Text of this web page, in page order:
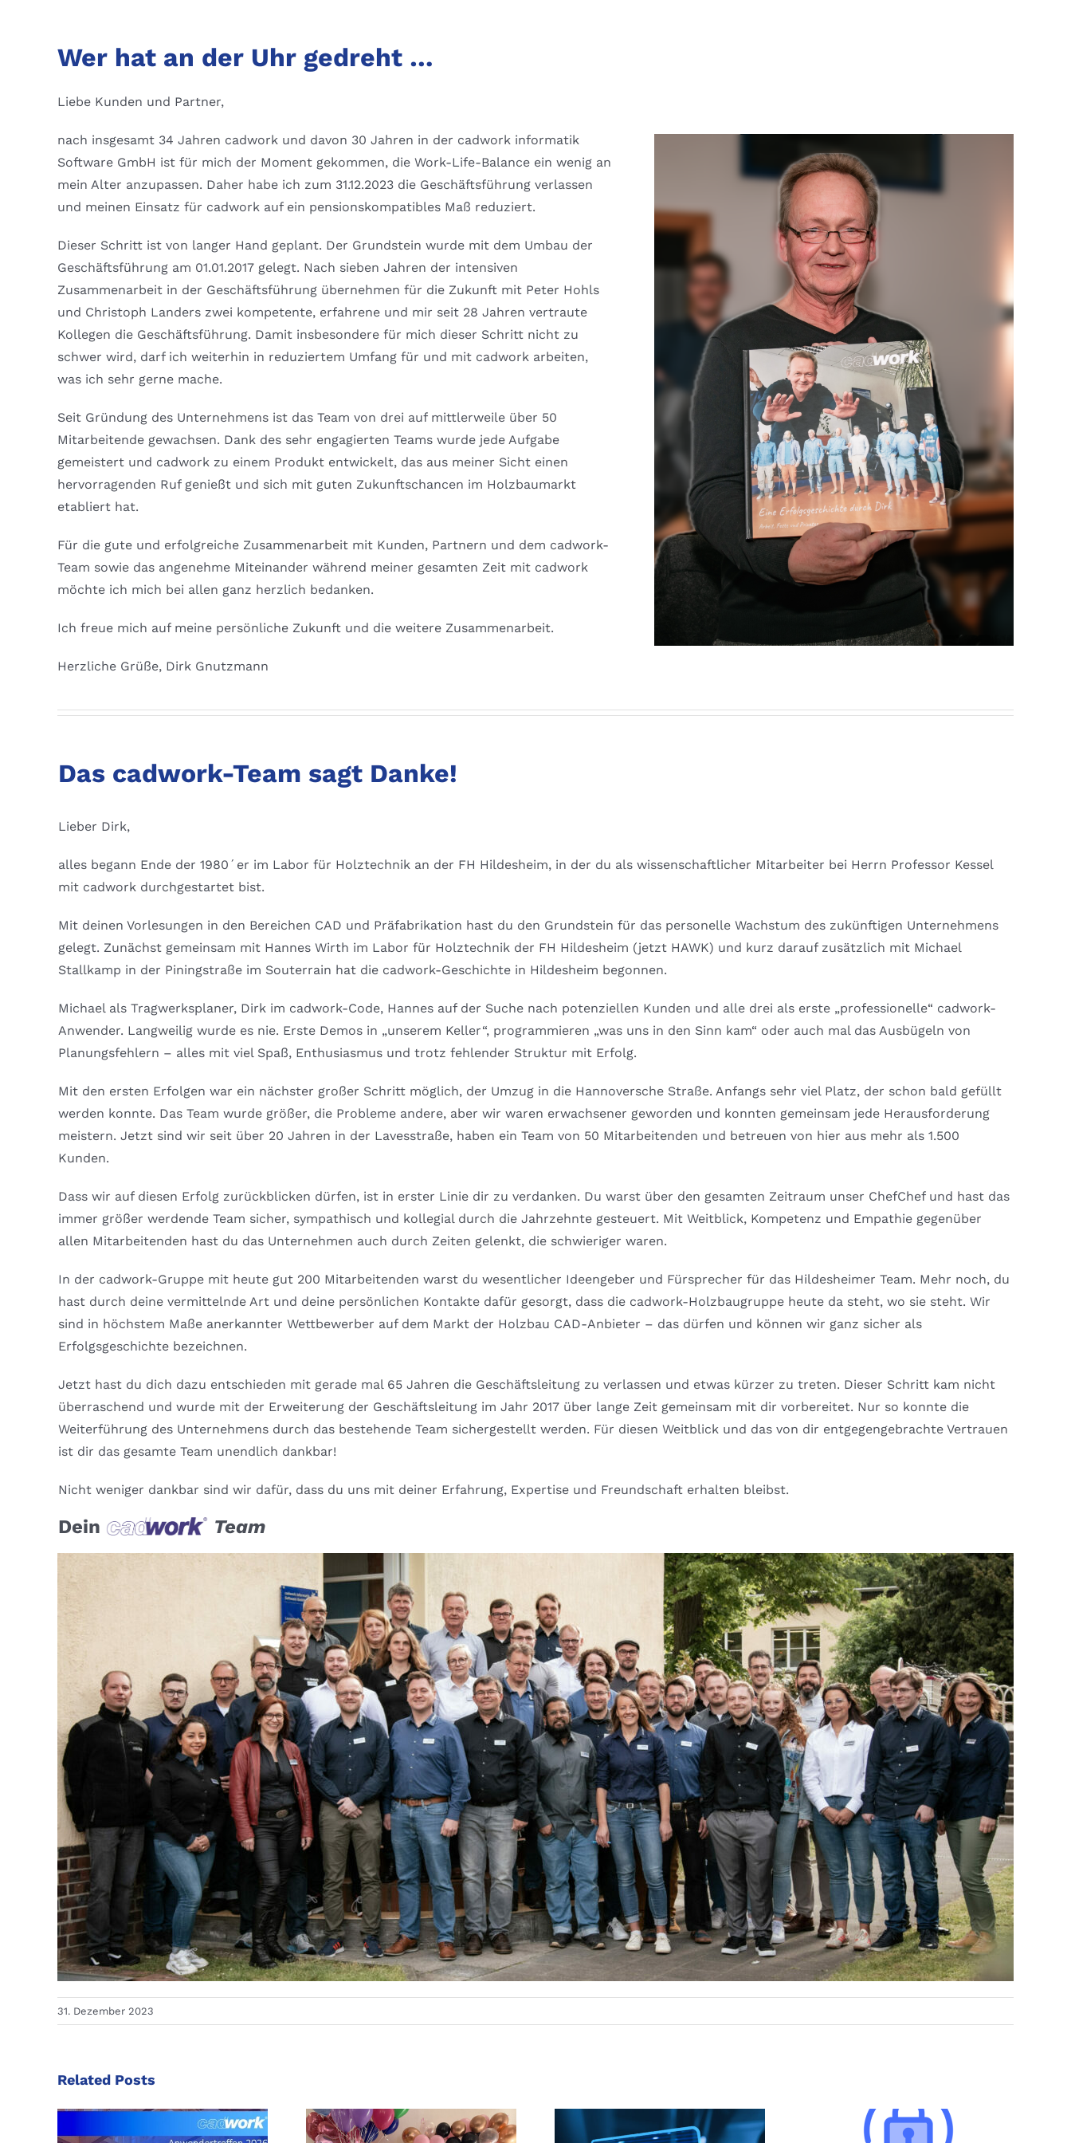
Wer hat an der Uhr gedreht …
Liebe Kunden und Partner,
nach insgesamt 34 Jahren cadwork und davon 30 Jahren in der cadwork informatik
Software GmbH ist für mich der Moment gekommen, die Work-Life-Balance ein wenig an
mein Alter anzupassen. Daher habe ich zum 31.12.2023 die Geschäftsführung verlassen
und meinen Einsatz für cadwork auf ein pensionskompatibles Maß reduziert.
Dieser Schritt ist von langer Hand geplant. Der Grundstein wurde mit dem Umbau der
Geschäftsführung am 01.01.2017 gelegt. Nach sieben Jahren der intensiven
Zusammenarbeit in der Geschäftsführung übernehmen für die Zukunft mit Peter Hohls
und Christoph Landers zwei kompetente, erfahrene und mir seit 28 Jahren vertraute
Kollegen die Geschäftsführung. Damit insbesondere für mich dieser Schritt nicht zu
schwer wird, darf ich weiterhin in reduziertem Umfang für und mit cadwork arbeiten,
was ich sehr gerne mache.
Seit Gründung des Unternehmens ist das Team von drei auf mittlerweile über 50
Mitarbeitende gewachsen. Dank des sehr engagierten Teams wurde jede Aufgabe
gemeistert und cadwork zu einem Produkt entwickelt, das aus meiner Sicht einen
hervorragenden Ruf genießt und sich mit guten Zukunftschancen im Holzbaumarkt
etabliert hat.
Für die gute und erfolgreiche Zusammenarbeit mit Kunden, Partnern und dem cadwork-
Team sowie das angenehme Miteinander während meiner gesamten Zeit mit cadwork
möchte ich mich bei allen ganz herzlich bedanken.
Ich freue mich auf meine persönliche Zukunft und die weitere Zusammenarbeit.
Herzliche Grüße, Dirk Gnutzmann
Das cadwork-Team sagt Danke!
Lieber Dirk,
alles begann Ende der 1980´er im Labor für Holztechnik an der FH Hildesheim, in der du als wissenschaftlicher Mitarbeiter bei Herrn Professor Kessel
mit cadwork durchgestartet bist.
Mit deinen Vorlesungen in den Bereichen CAD und Präfabrikation hast du den Grundstein für das personelle Wachstum des zukünftigen Unternehmens
gelegt. Zunächst gemeinsam mit Hannes Wirth im Labor für Holztechnik der FH Hildesheim (jetzt HAWK) und kurz darauf zusätzlich mit Michael
Stallkamp in der Piningstraße im Souterrain hat die cadwork-Geschichte in Hildesheim begonnen.
Michael als Tragwerksplaner, Dirk im cadwork-Code, Hannes auf der Suche nach potenziellen Kunden und alle drei als erste „professionelle“ cadwork-
Anwender. Langweilig wurde es nie. Erste Demos in „unserem Keller“, programmieren „was uns in den Sinn kam“ oder auch mal das Ausbügeln von
Planungsfehlern – alles mit viel Spaß, Enthusiasmus und trotz fehlender Struktur mit Erfolg.
Mit den ersten Erfolgen war ein nächster großer Schritt möglich, der Umzug in die Hannoversche Straße. Anfangs sehr viel Platz, der schon bald gefüllt
werden konnte. Das Team wurde größer, die Probleme andere, aber wir waren erwachsener geworden und konnten gemeinsam jede Herausforderung
meistern. Jetzt sind wir seit über 20 Jahren in der Lavesstraße, haben ein Team von 50 Mitarbeitenden und betreuen von hier aus mehr als 1.500
Kunden.
Dass wir auf diesen Erfolg zurückblicken dürfen, ist in erster Linie dir zu verdanken. Du warst über den gesamten Zeitraum unser ChefChef und hast das
immer größer werdende Team sicher, sympathisch und kollegial durch die Jahrzehnte gesteuert. Mit Weitblick, Kompetenz und Empathie gegenüber
allen Mitarbeitenden hast du das Unternehmen auch durch Zeiten gelenkt, die schwieriger waren.
In der cadwork-Gruppe mit heute gut 200 Mitarbeitenden warst du wesentlicher Ideengeber und Fürsprecher für das Hildesheimer Team. Mehr noch, du
hast durch deine vermittelnde Art und deine persönlichen Kontakte dafür gesorgt, dass die cadwork-Holzbaugruppe heute da steht, wo sie steht. Wir
sind in höchstem Maße anerkannter Wettbewerber auf dem Markt der Holzbau CAD-Anbieter – das dürfen und können wir ganz sicher als
Erfolgsgeschichte bezeichnen.
Jetzt hast du dich dazu entschieden mit gerade mal 65 Jahren die Geschäftsleitung zu verlassen und etwas kürzer zu treten. Dieser Schritt kam nicht
überraschend und wurde mit der Erweiterung der Geschäftsleitung im Jahr 2017 über lange Zeit gemeinsam mit dir vorbereitet. Nur so konnte die
Weiterführung des Unternehmens durch das bestehende Team sichergestellt werden. Für diesen Weitblick und das von dir entgegengebrachte Vertrauen
ist dir das gesamte Team unendlich dankbar!
Nicht weniger dankbar sind wir dafür, dass du uns mit deiner Erfahrung, Expertise und Freundschaft erhalten bleibst.
Dein Team
31. Dezember 2023
Related Posts